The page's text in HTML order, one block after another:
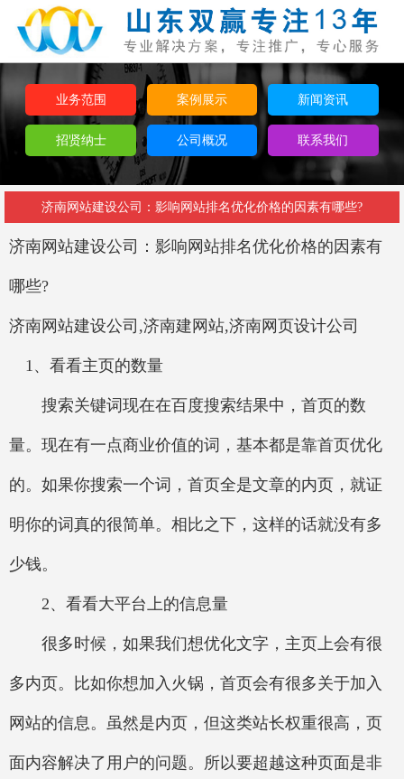
业务范围 案例展示 新闻资讯
招贤纳士 公司概况 联系我们
济南网站建设公司：影响网站排名优化价格的因素有哪些?
济南网站建设公司： 影响网站排名优化价格的因素有
哪些?
济南网站建设公司,济南建网站,济南网页设计公司
1、看看主页的数量
搜索关键词现在在百度搜索结果中，首页的数
量。现在有一点商业价值的词，基本都是靠首页优化
的。如果你搜索一个词，首页全是文章的内页，就证
明你的词真的很简单。相比之下，这样的话就没有多
少钱。
2、看看大平台上的信息量
很多时候，如果我们想优化文字，主页上会有很
多内页。比如你想加入火锅，首页会有很多关于加入
网站的信息。虽然是内页，但这类站长权重很高，页
面内容解决了用户的问题。所以要超越这种页面是非